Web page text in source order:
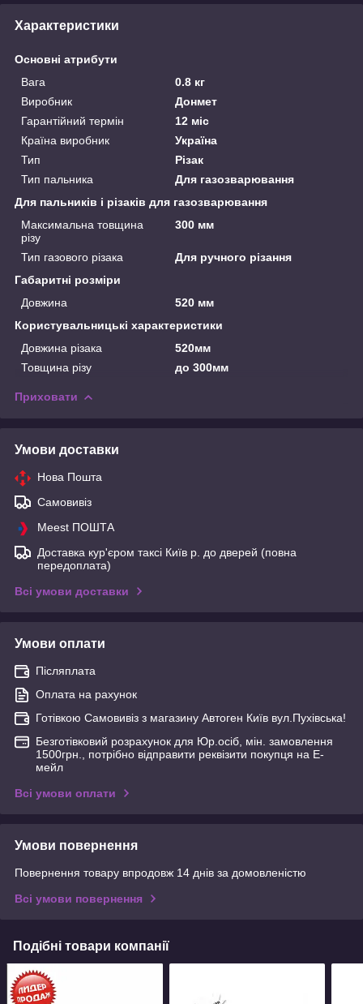
Характеристики
Основні атрибути
Вага
0.8 кг
Виробник
Донмет
Гарантійний термін
12 міс
Країна виробник
Україна
Тип
Різак
Тип пальника
Для газозварювання
Для пальників і різаків для газозварювання
Максимальна товщина
різу
300 мм
Тип газового різака
Для ручного різання
Габаритні розміри
Довжина
520 мм
Користувальницькі характеристики
Довжина різака
520мм
Товщина різу
до 300мм
Приховати
Умови доставки
Нова Пошта
Самовивіз
Meest ПОШТА
Доставка кур'єром таксі Київ р. до дверей (повна
передоплата)
Всі умови доставки
Умови оплати
Післяплата
Оплата на рахунок
Готівкою Самовивіз з магазину Автоген Київ вул.Пухівська!
Безготівковий розрахунок для Юр.осіб, мін. замовлення
1500грн., потрібно відправити реквізити покупця на Е-
мейл
Всі умови оплати
Умови повернення
Повернення товару впродовж 14 днів за домовленістю
Всі умови повернення
Подібні товари компанії